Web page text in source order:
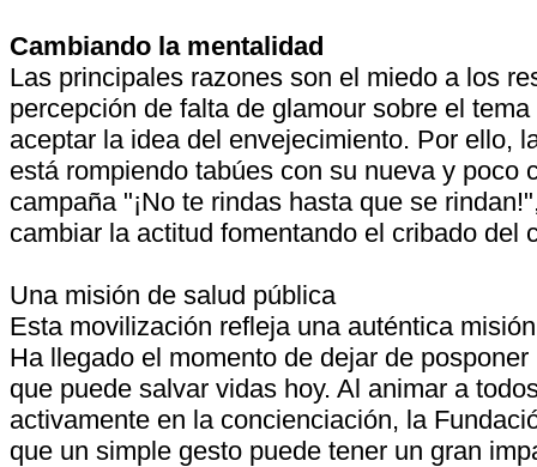
Cambiando la mentalidad
Las principales razones son el miedo a los
percepción de falta de glamour sobre el
aceptar la idea del envejecimiento. Por ello,
está rompiendo tabúes con su nueva y poco
campaña "¡No te rindas hasta que se
cambiar la actitud fomentando el cribado del
Una misión de salud pública
Esta movilización refleja una auténtica
Ha llegado el momento de dejar de
que puede salvar vidas hoy. Al animar a
activamente en la concienciación, la
que un simple gesto puede tener un gran